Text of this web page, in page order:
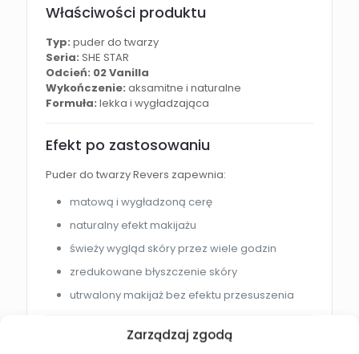
Zarządzaj zgodą
Właściwości produktu
Typ: puder do twarzy
Seria: SHE STAR
Odcień: 02 Vanilla
Wykończenie: aksamitne i naturalne
Formuła: lekka i wygładzająca
Efekt po zastosowaniu
Puder do twarzy Revers zapewnia:
matową i wygładzoną cerę
naturalny efekt makijażu
świeży wygląd skóry przez wiele godzin
zredukowane błyszczenie skóry
utrwalony makijaż bez efektu przesuszenia
Jak używać pudru?